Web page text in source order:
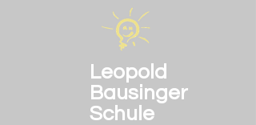
Leopold
Bausinger
Schule